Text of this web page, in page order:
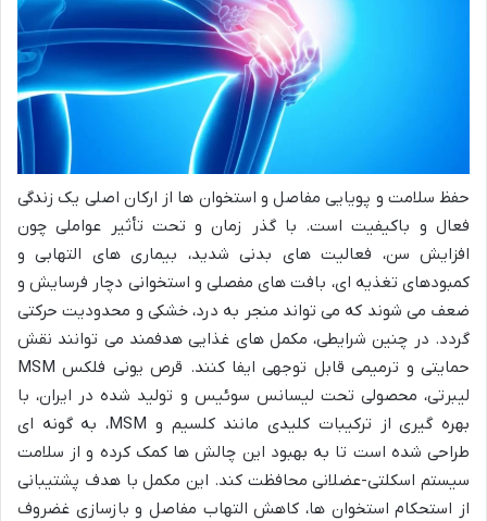
حفظ سلامت و پویایی مفاصل و استخوان ها از ارکان اصلی یک زندگی
فعال و باکیفیت است. با گذر زمان و تحت تأثیر عواملی چون
افزایش سن، فعالیت های بدنی شدید، بیماری های التهابی و
کمبودهای تغذیه ای، بافت های مفصلی و استخوانی دچار فرسایش و
ضعف می شوند که می تواند منجر به درد، خشکی و محدودیت حرکتی
گردد. در چنین شرایطی، مکمل های غذایی هدفمند می توانند نقش
حمایتی و ترمیمی قابل توجهی ایفا کنند. قرص یونی فلکس MSM
لیبرتی، محصولی تحت لیسانس سوئیس و تولید شده در ایران، با
بهره گیری از ترکیبات کلیدی مانند کلسیم و MSM، به گونه ای
طراحی شده است تا به بهبود این چالش ها کمک کرده و از سلامت
سیستم اسکلتی-عضلانی محافظت کند. این مکمل با هدف پشتیبانی
از استحکام استخوان ها، کاهش التهاب مفاصل و بازسازی غضروف